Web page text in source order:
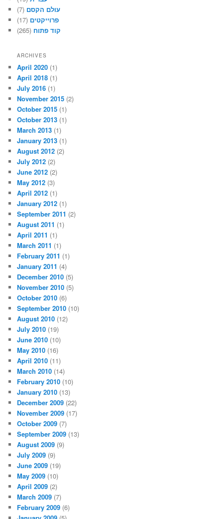
עולם הקסם (7)
פרוייקטים (17)
קוד פתוח (265)
ARCHIVES
April 2020 (1)
April 2018 (1)
July 2016 (1)
November 2015 (2)
October 2015 (1)
October 2013 (1)
March 2013 (1)
January 2013 (1)
August 2012 (2)
July 2012 (2)
June 2012 (2)
May 2012 (3)
April 2012 (1)
January 2012 (1)
September 2011 (2)
August 2011 (1)
April 2011 (1)
March 2011 (1)
February 2011 (1)
January 2011 (4)
December 2010 (5)
November 2010 (5)
October 2010 (6)
September 2010 (10)
August 2010 (12)
July 2010 (19)
June 2010 (10)
May 2010 (16)
April 2010 (11)
March 2010 (14)
February 2010 (10)
January 2010 (13)
December 2009 (22)
November 2009 (17)
October 2009 (7)
September 2009 (13)
August 2009 (9)
July 2009 (9)
June 2009 (19)
May 2009 (10)
April 2009 (2)
March 2009 (7)
February 2009 (6)